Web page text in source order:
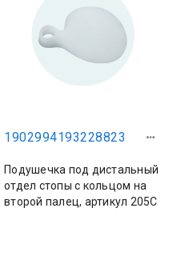
1902994193228823
Подушечка под дистальный
отдел стопы с кольцом на
второй палец, артикул 205С